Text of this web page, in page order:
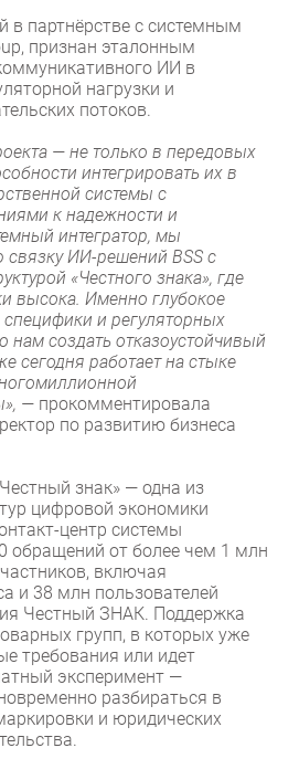
в партнёрстве с системным
признан эталонным
ИИ в
нагрузки и
потоков.
— не только в передовых
интегрировать их в
системы с
к надежности и
интегратор, мы
ИИ-решений BSS с
«Честного знака», где
высока. Именно глубокое
и регуляторных
нам создать отказоустойчивый
сегодня работает на стыке
— прокомментировала
по развитию бизнеса
знак» — одна из
цифровой экономики
центр системы
обращений от более чем 1 млн
включая
и 38 млн пользователей
Честный ЗНАК. Поддержка
групп, в которых уже
требования или идет
эксперимент —
разбираться в
и юридических